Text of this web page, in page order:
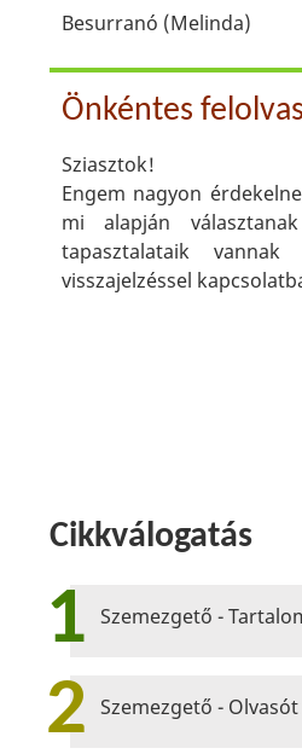
Besurranó (Melinda)
Önkéntes
Sziasztok!
Engem nagyon
mi alapján
tapasztalataik
visszajelzéssel
Cikkválogatás
1 Szemezgető -
2 Szemezgető -